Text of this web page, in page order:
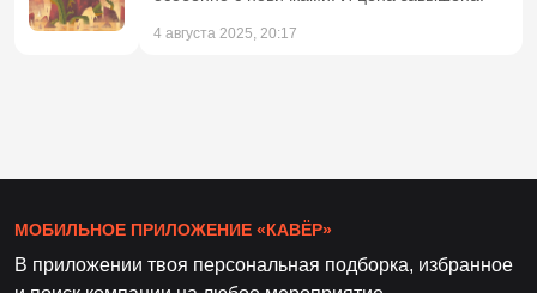
4 августа 2025, 20:17
МОБИЛЬНОЕ ПРИЛОЖЕНИЕ «КАВЁР»
В приложении твоя персональная подборка, избранное